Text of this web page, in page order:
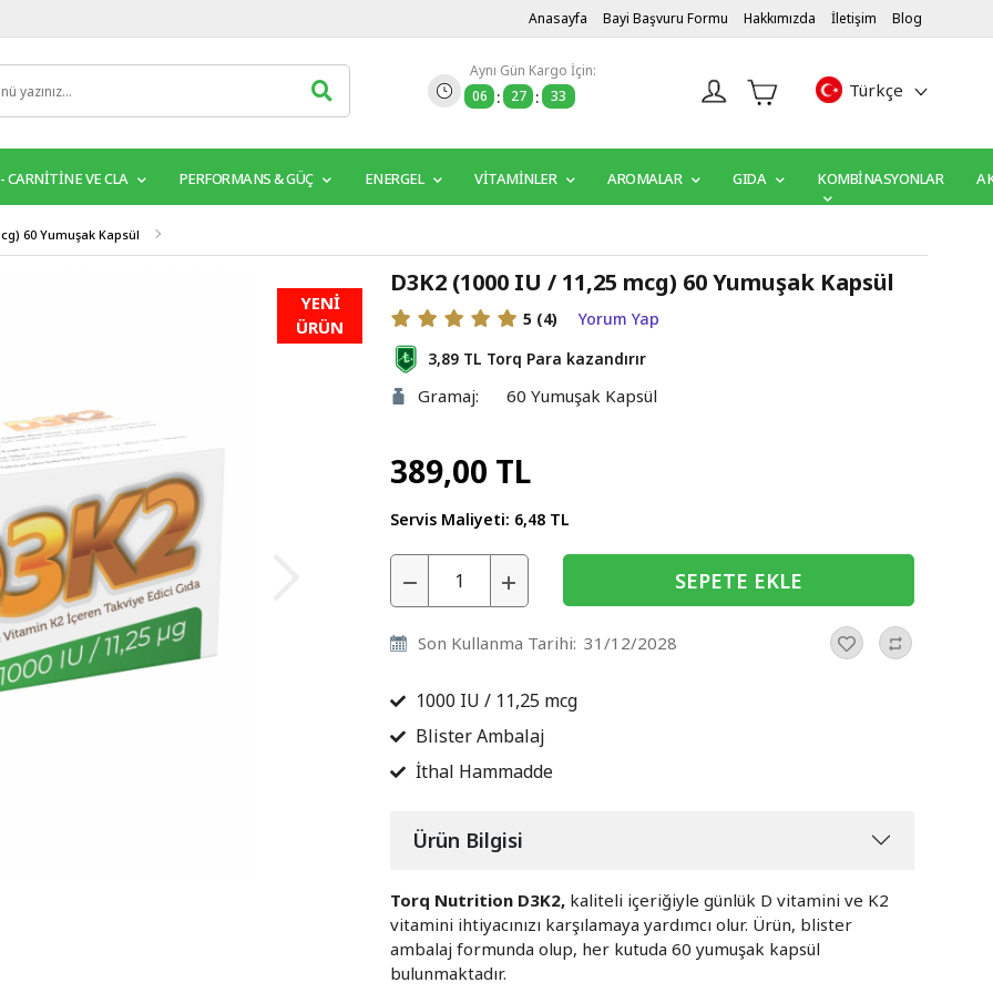
Anasayfa Bayi Başvuru Formu Hakkımızda İletişim Blog
Türkçe
Aynı Gün Kargo İçin:
06 : 27 : 32
CARNITINE VE CLA PERFORMANS & GÜÇ ENERGEL VİTAMİNLER AROMALAR GIDA KOMBINASYONLAR
60 Yumuşak Kapsül
YENİ
ÜRÜN
D3K2 (1000 IU / 11,25 mcg) 60 Yumuşak Kapsül
5 (4)
Yorum Yap
3,89 TL Torq Para kazandırır
Gramaj: 60 Yumuşak Kapsül
389,00 TL
Servis Maliyeti: 6,48 TL
SEPETE EKLE
Son Kullanma Tarihi: 31/12/2028
1000 IU / 11,25 mcg
Blister Ambalaj
İthal Hammadde
Ürün Bilgisi
Torq Nutrition D3K2, kaliteli içeriğiyle günlük D vitamini ve K2
vitamini ihtiyacınızı karşılamaya yardımcı olur. Ürün, blister
ambalaj formunda olup, her kutuda 60 yumuşak kapsül
bulunmaktadır.